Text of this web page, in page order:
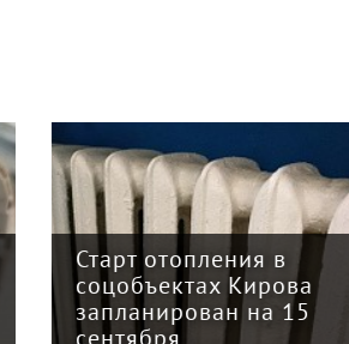
Закон о налоговой
реформе принят: 12
главных изменений